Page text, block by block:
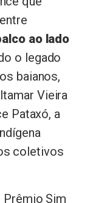
ao lado
o legado
baianos,
Vieira
Pataxó, a
coletivos
Sim